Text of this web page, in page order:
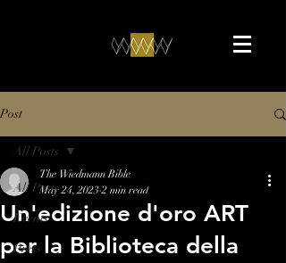
Post
All Posts
Events
Press
All Posts
Un'edizione d'oro ART
per la Biblioteca della
The Wiedmann Bible
May 24, 2023 2 min read